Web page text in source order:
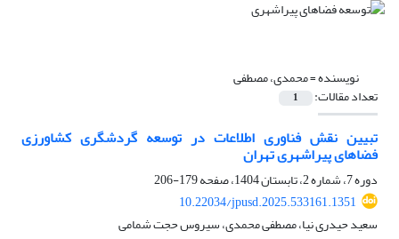
نویسنده =محمدی، مصطفی
تعداد مقالات: 1
تبیین نقش فناوری اطلاعات در توسعه گردشگری کشاورزی
فضاهای پیراشهری تهران
دوره 7، شماره 2، تابستان 1404، صفحه
179-206
10.22034/jpusd.2025.533161.1351
سعید حیدری نیا، مصطفی محمدی، سیروس حجت شمامی